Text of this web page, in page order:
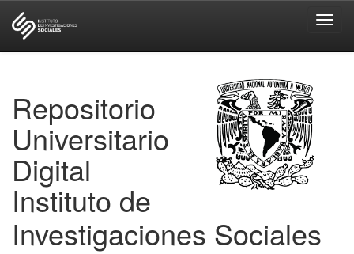
Repositorio
Universitario
Digital
Instituto de
Investigaciones Sociales